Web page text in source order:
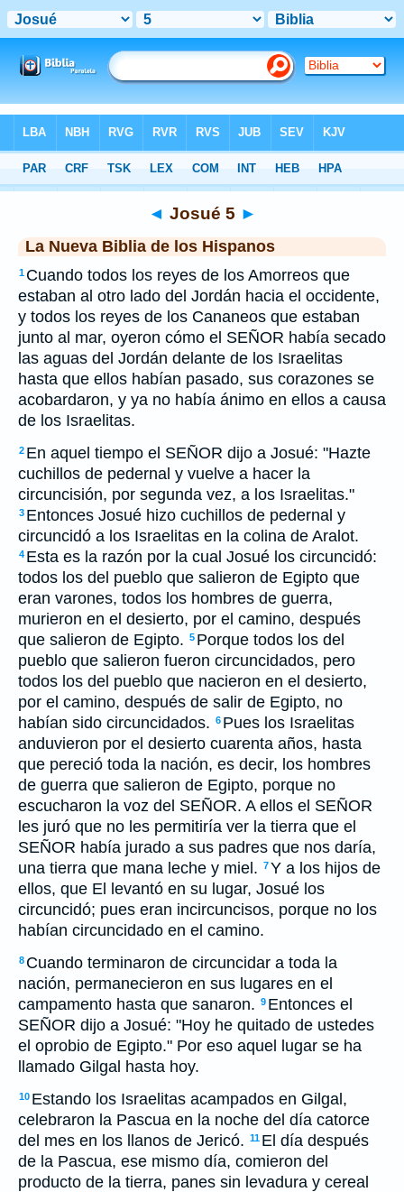
>NBLH > Josué 5
◄ Josué 5 ►
La Nueva Biblia de los Hispanos
1 Cuando todos los reyes de los Amorreos que
estaban al otro lado del Jordán hacia el occidente,
y todos los reyes de los Cananeos que estaban
junto al mar, oyeron cómo el SEÑOR había secado
las aguas del Jordán delante de los Israelitas
hasta que ellos habían pasado, sus corazones se
acobardaron, y ya no había ánimo en ellos a causa
de los Israelitas.
2 En aquel tiempo el SEÑOR dijo a Josué: "Hazte
cuchillos de pedernal y vuelve a hacer la
circuncisión, por segunda vez, a los Israelitas."
3 Entonces Josué hizo cuchillos de pedernal y
circuncidó a los Israelitas en la colina de Aralot.
4 Esta es la razón por la cual Josué los circuncidó:
todos los del pueblo que salieron de Egipto que
eran varones, todos los hombres de guerra,
murieron en el desierto, por el camino, después
que salieron de Egipto. 5 Porque todos los del
pueblo que salieron fueron circuncidados, pero
todos los del pueblo que nacieron en el desierto,
por el camino, después de salir de Egipto, no
habían sido circuncidados. 6 Pues los Israelitas
anduvieron por el desierto cuarenta años, hasta
que pereció toda la nación, es decir, los hombres
de guerra que salieron de Egipto, porque no
escucharon la voz del SEÑOR. A ellos el SEÑOR
les juró que no les permitiría ver la tierra que el
SEÑOR había jurado a sus padres que nos daría,
una tierra que mana leche y miel. 7Y a los hijos de
ellos, que El levantó en su lugar, Josué los
circuncidó; pues eran incircuncisos, porque no los
habían circuncidado en el camino.
8 Cuando terminaron de circuncidar a toda la
nación, permanecieron en sus lugares en el
campamento hasta que sanaron. 9 Entonces el
SEÑOR dijo a Josué: "Hoy he quitado de ustedes
el oprobio de Egipto." Por eso aquel lugar se ha
llamado Gilgal hasta hoy.
10 Estando los Israelitas acampados en Gilgal,
celebraron la Pascua en la noche del día catorce
del mes en los llanos de Jericó. 11 El día después
de la Pascua, ese mismo día, comieron del
producto de la tierra, panes sin levadura y cereal